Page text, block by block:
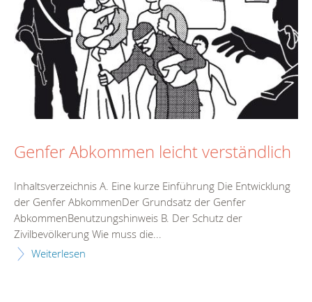
Genfer Abkommen leicht verständlich
Inhaltsverzeichnis A. Eine kurze Einführung Die Entwicklung
der Genfer AbkommenDer Grundsatz der Genfer
AbkommenBenutzungshinweis B. Der Schutz der
Zivilbevölkerung Wie muss die...
Weiterlesen